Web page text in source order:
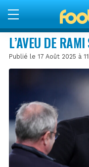
L’AVEU DE
Publié le 17 Août 2025 à